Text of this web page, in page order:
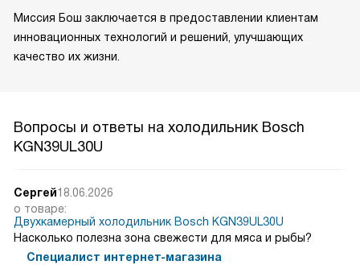
Миссия Бош заключается в предоставлении клиентам
инновационных технологий и решений, улучшающих
качество их жизни.
Вопросы и ответы на холодильник Bosch
KGN39UL30U
Сергей18.06.2026
о товаре:
Двухкамерный холодильник Bosch KGN39UL30U
Насколько полезна зона свежести для мяса и рыбы?
Специалист интернет-магазина